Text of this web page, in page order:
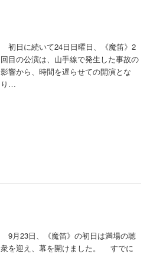
初日に続いて24日日曜日、《魔笛》2
回目の公演は、山手線で発生した事故の
影響から、時間を遅らせての開演とな
り…
9月23日、《魔笛》の初日は満場の聴
衆を迎え、幕を開けました。 すでに